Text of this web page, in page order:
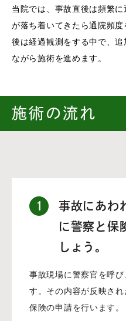
当院では、事故直後は頻繁
が落ち着いてきたら通院頻
後は経過観測をする中で、
ながら施術を進めます。
施術の流れ
１
事故にあわ
に警察と保
しょう。
事故現場に警察官を呼
す。その内容が反映さ
保険の申請を行います。